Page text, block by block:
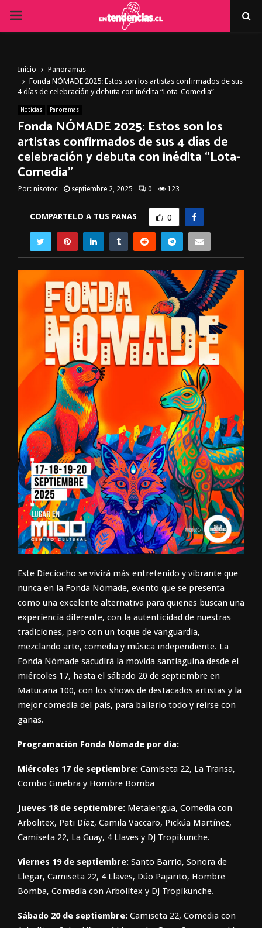
PRIMARY
Inicio
Panoramas
Fonda NÓMADE 2025: Estos son los artistas confirmados de sus
4 días de celebración y debuta con inédita “Lota-Comedia”
Noticias Panoramas
Fonda NÓMADE 2025: Estos son los
artistas confirmados de sus 4 días de
celebración y debuta con inédita “Lota-
Comedia”
Por: nisotoc septiembre 2, 2025 0 123
COMPARTELO A TUS PANAS 0
Este Dieciocho se vivirá más entretenido y vibrante que
nunca en la Fonda Nómade, evento que se presenta
como una excelente alternativa para quienes buscan una
experiencia diferente, con la autenticidad de nuestras
tradiciones, pero con un toque de vanguardia,
mezclando arte, comedia y música independiente. La
Fonda Nómade sacudirá la movida santiaguina desde el
miércoles 17, hasta el sábado 20 de septiembre en
Matucana 100, con los shows de destacados artistas y la
mejor comedia del país, para bailarlo todo y reírse con
ganas.
Programación Fonda Nómade por día:
Miércoles 17 de septiembre: Camiseta 22, La Transa,
Combo Ginebra y Hombre Bomba
Jueves 18 de septiembre: Metalengua, Comedia con
Arbolitex, Pati Díaz, Camila Vaccaro, Pickúa Martínez,
Camiseta 22, La Guay, 4 Llaves y DJ Tropikunche.
Viernes 19 de septiembre: Santo Barrio, Sonora de
Llegar, Camiseta 22, 4 Llaves, Dúo Pajarito, Hombre
Bomba, Comedia con Arbolitex y DJ Tropikunche.
Sábado 20 de septiembre: Camiseta 22, Comedia con